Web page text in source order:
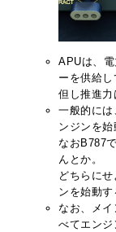
APUは、
ーを供給し
但し推進力
一般的に
ンジンを始
なおB787
んとか。
どちらに
ンを始動す
なお、メ
べてエン